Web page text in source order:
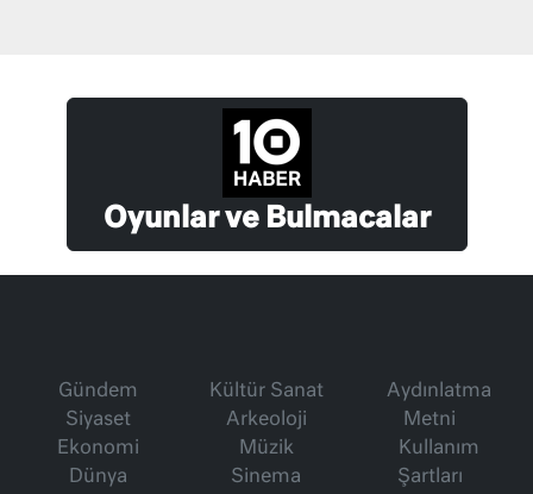
Oyunlar ve Bulmacalar
Gündem
Siyaset
Ekonomi
Dünya
Kültür Sanat
Arkeoloji
Müzik
Sinema
Aydınlatma
Metni
Kullanım
Şartları